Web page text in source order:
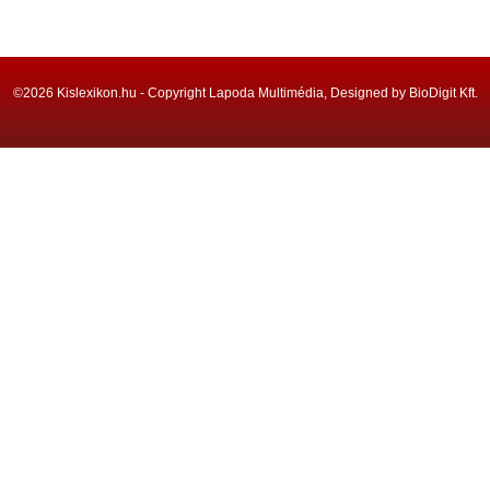
©2026 Kislexikon.hu - Copyright Lapoda Multimédia, Designed by BioDigit Kft.